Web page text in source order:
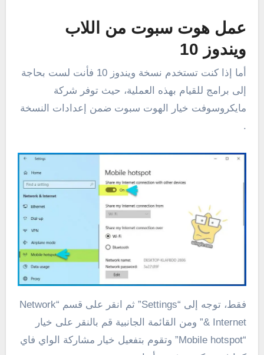
عمل هوت سبوت من اللاب
ويندوز 10
أما إذا كنت تستخدم نسخة ويندوز 10 فأنت لست بحاجة
إلى برامج للقيام بهذه العملية، حيث توفر شركة
مايكروسوفت خيار الهوت سبوت ضمن إعدادات النسخة
.
فقط، توجه إلى “Settings” ثم انقر على قسم “Network
& Internet” ومن القائمة الجانبية قم بالنقر على خيار
“Mobile hotspot” وتقوم بتفعيل خيار مشاركة الواي فاي